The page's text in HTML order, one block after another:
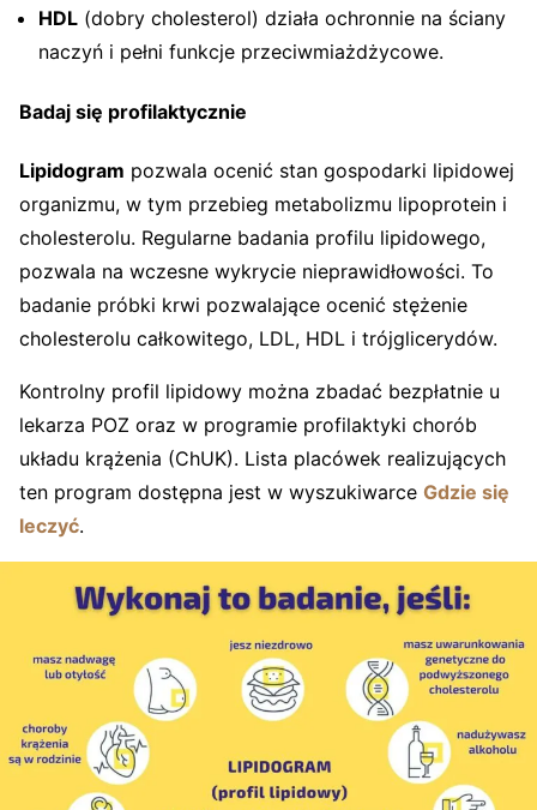
HDL (dobry cholesterol) działa ochronnie na ściany
naczyń i pełni funkcje przeciwmiażdżycowe.
Badaj się profilaktycznie
Lipidogram pozwala ocenić stan gospodarki lipidowej
organizmu, w tym przebieg metabolizmu lipoprotein i
cholesterolu. Regularne badania profilu lipidowego,
pozwala na wczesne wykrycie nieprawidłowości. To
badanie próbki krwi pozwalające ocenić stężenie
cholesterolu całkowitego, LDL, HDL i trójglicerydów.
Kontrolny profil lipidowy można zbadać bezpłatnie u
lekarza POZ oraz w programie profilaktyki chorób
układu krążenia (ChUK). Lista placówek realizujących
ten program dostępna jest w wyszukiwarce Gdzie się
leczyć.